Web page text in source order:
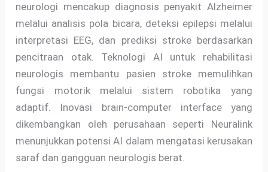
neurologi mencakup diagnosis penyakit Alzheimer
melalui analisis pola bicara, deteksi epilepsi melalui
interpretasi EEG, dan prediksi stroke berdasarkan
pencitraan otak. Teknologi AI untuk rehabilitasi
neurologis membantu pasien stroke memulihkan
fungsi motorik melalui sistem robotika yang
adaptif. Inovasi brain-computer interface yang
dikembangkan oleh perusahaan seperti Neuralink
menunjukkan potensi AI dalam mengatasi kerusakan
saraf dan gangguan neurologis berat.